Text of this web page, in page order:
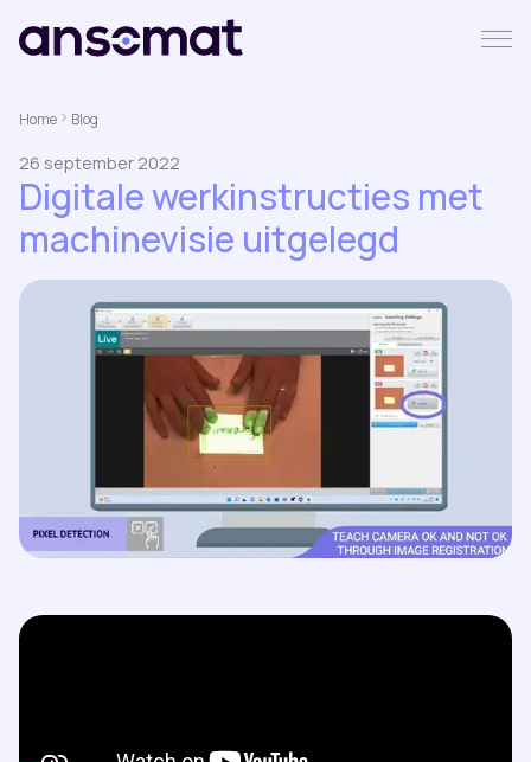
Home Blog
26 september 2022
Digitale werkinstructies met
machinevisie uitgelegd